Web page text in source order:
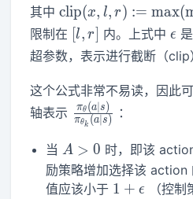
其中\mathrm{c l i
p} ( x, l, r )
:=\mathrm{m
a x} (
\mathrm{m i
n} ( x, r ), l )
clip(x, l, r) := max(
限制在 [
]
[l, r 内。上式中 ϵ
超参数，表示进行截断（clip
这个公式非常不易读，因此
轴表示 \frac{\pi_{\theta}
( a | s )}
( a | s )}
πθk (a ∣s )
πθ (a ∣s ) ：
当 A>0
A > 0 时，即该
励策略增加选择该 action
值应该小于 1+\epsilon
1 + ϵ
（控制